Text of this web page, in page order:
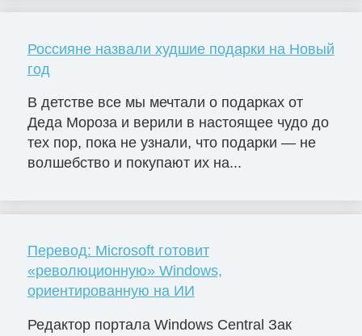
Россияне назвали худшие подарки на Новый
год
В детстве все мы мечтали о подарках от
Деда Мороза и верили в настоящее чудо до
тех пор, пока не узнали, что подарки — не
волшебство и покупают их на...
Перевод: Microsoft готовит
«революционную» Windows,
ориентированную на ИИ
Редактор портала Windows Central Зак